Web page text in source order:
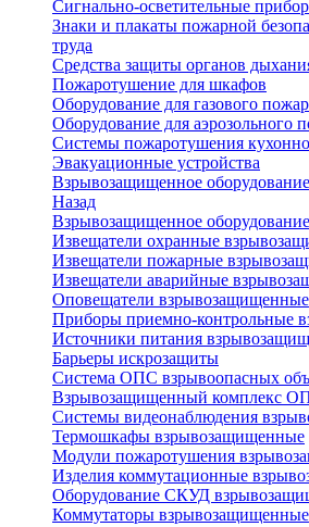
Сигнально-осветительные
Знаки и плакаты пожарной
труда
Средства защиты органов
Пожаротушение для шкафов
Оборудование для газового
Оборудование для аэрозольного
Системы пожаротушения
Эвакуационные устройства
Взрывозащищенное оборудование
Назад
Взрывозащищенное оборудование
Извещатели охранные
Извещатели пожарные
Извещатели аварийные
Оповещатели взрывозащищенные
Приборы приемно-контрольные
Источники питания
Барьеры искрозащиты
Система ОПС взрывоопасных
Взрывозащищенный комплекс
Системы видеонаблюдения
Термошкафы взрывозащищенные
Модули пожаротушения
Изделия коммутационные
Оборудование СКУД
Коммутаторы взрывозащищенные